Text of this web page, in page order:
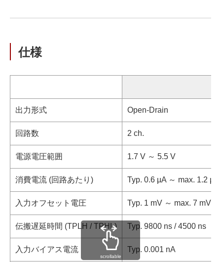
仕様
出力形式 Open-Drain
回路数 2 ch.
電源電圧範囲 1.7 V ～ 5.5 V
消費電流 (回路あたり) Typ. 0.6 µA ～ max. 1.2 µA
入力オフセット電圧 Typ. 1 mV ～ max. 7 mV
伝搬遅延時間 (TPLH / TPHL) Typ. 9800 ns / 4500 ns
入力バイアス電流 Typ. 0.001 nA
scrollable